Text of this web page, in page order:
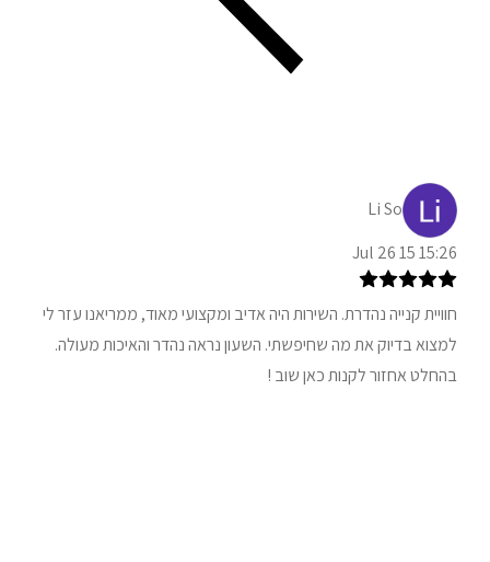
Li So
15:26 15 Jul 26
חוויית קנייה נהדרת. השירות היה אדיב ומקצועי מאוד, ממריאנו עזר לי
למצוא בדיוק את מה שחיפשתי. השעון נראה נהדר והאיכות מעולה.
בהחלט אחזור לקנות כאן שוב !